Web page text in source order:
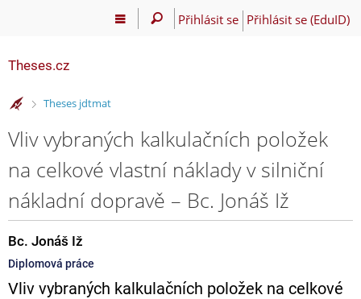
Přihlásit se Přihlásit se (EduID)
Theses.cz
>
Theses jdtmat
Vliv vybraných kalkulačních položek
na celkové vlastní náklady v silniční
nákladní dopravě – Bc. Jonáš Iž
Bc. Jonáš Iž
Diplomová práce
Vliv vybraných kalkulačních položek na celkové